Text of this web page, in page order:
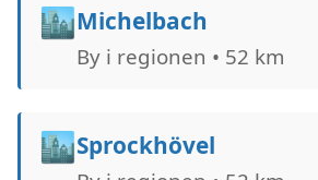
🏙️Michelbach
By i regionen • 52 km
🏙️Sprockhövel